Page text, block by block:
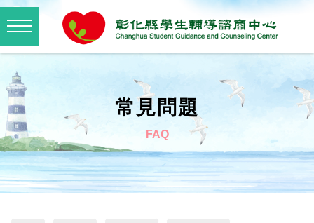
常見問題
FAQ